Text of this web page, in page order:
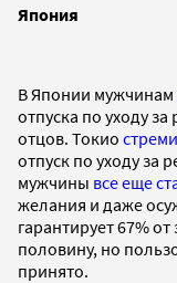
Япония
В Японии мужчинам
отпуска по уходу
отцов. Токио
отпуск по уходу за
мужчины все еще
желания и даже
гарантирует 67%
половину, но
принято.